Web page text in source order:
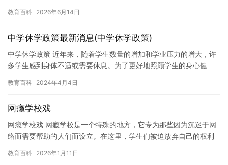
选…
教育百科 2026年6月14日
中学休学政策最新消息(中学休学政策)
中学休学政策 近年来，随着学生数量的增加和学业压力的增大，许
多学生感到身体不适或需要休息。为了更好地照顾学生的身心健
调整状…
教育百科 2024年4月4日
网瘾学校戏
网瘾学校戏 网瘾学校是一个特殊的地方，它专为那些因为沉迷于网
络而需要帮助的人们而设立。在这里，学生们被迫放弃自己的权利
李…
教育百科 2026年1月11日